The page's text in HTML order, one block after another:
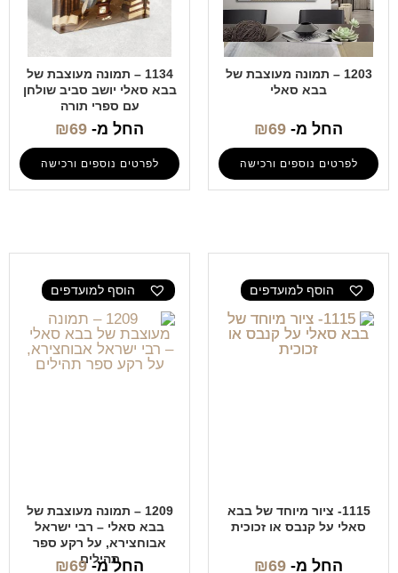
1203 – תמונה מעוצבת של
בבא סאלי
החל מ- ₪69
לפרטים נוספים ורכישה
1134 – תמונה מעוצבת של
בבא סאלי יושב סביב שולחן
עם ספרי תורה
החל מ- ₪69
לפרטים נוספים ורכישה
הוסף למועדפים
1115- ציור מיוחד של בבא
סאלי על קנבס או זכוכית
החל מ- ₪69
הוסף למועדפים
1209 – תמונה מעוצבת של
בבא סאלי – רבי ישראל
אבוחצירא, על רקע ספר
תהילים
החל מ- ₪69